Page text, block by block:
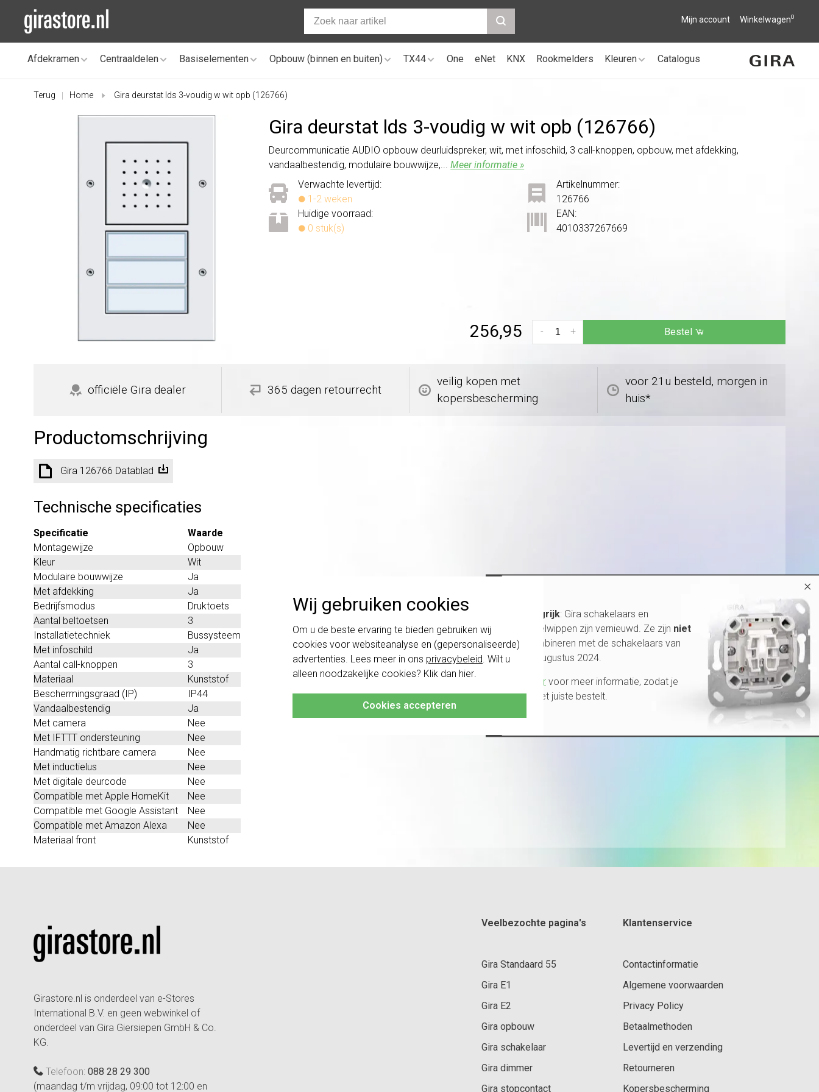
Wij gebruiken cookies
Om u de beste ervaring te bieden gebruiken wij
cookies voor websiteanalyse en (gepersonaliseerde)
advertenties. Lees meer in ons privacybeleid . Wilt u
alleen noodzakelijke cookies? Klik dan hier
Cookies accepteren
Mijn account Winkelwagen0
Afdekramen Centraaldelen Basiselementen Opbouw (binnen en buiten) TX44 One eNet KNX Rookmelders Kleuren Catalogus
Terug Home Gira deurstat lds 3-voudig w wit opb (126766)
Gira deurstat lds 3-voudig w wit opb (126766)
Deurcommunicatie AUDIO opbouw deurluidspreker, wit, met infoschild, 3 call-knoppen, opbouw, met afdekking,
vandaalbestendig, modulaire bouwwijze,...Meer informatie »
Verwachte levertijd:
1-2 weken
Huidige voorraad:
0 stuk(s)
Artikelnummer:
126766
EAN:
4010337267669
256,95 +
- Bestel
officiële Gira dealer 365 dagen retourrecht
veilig kopen met
kopersbescherming
voor 21u besteld, morgen in
huis*
Productomschrijving
Gira 126766 Datablad
Technische specificaties
Specificatie
Waarde
Montagewijze
Opbouw
Kleur
Wit
Modulaire bouwwijze
Ja
Met afdekking
Ja
Bedrijfsmodus
Druktoets
Aantal beltoetsen
3
Installatietechniek
Bussysteem
Met infoschild
Ja
Aantal call-knoppen
3
Materiaal
Kunststof
Beschermingsgraad (IP)
IP44
Vandaalbestendig
Ja
Met camera
Nee
Met IFTTT ondersteuning
Nee
Handmatig richtbare camera
Nee
Met inductielus
Nee
Met digitale deurcode
Nee
Compatible met Apple HomeKit
Nee
Compatible met Google Assistant
Nee
Compatible met Amazon Alexa
Nee
Materiaal front
Kunststof
Girastore.nl is onderdeel van e-Stores
International B.V. en geen webwinkel of
onderdeel van Gira Giersiepen GmbH & Co.
KG.
Telefoon: 088 28 29 300
(maandag t/m vrijdag, 09:00 tot 12:00 en
Veelbezochte pagina's
Gira Standaard 55
Gira E1
Gira E2
Gira opbouw
Gira schakelaar
Gira dimmer
Gira stopcontact
Klantenservice
Contactinformatie
Algemene voorwaarden
Privacy Policy
Betaalmethoden
Levertijd en verzending
Retourneren
Kopersbescherming
×
Belangrijk: Gira schakelaars en
schakelwippen zijn vernieuwd. Ze zijn niet
te combineren met de schakelaars van
vóór augustus 2024.
Klik hier voor meer informatie, zodat je
altijd het juiste bestelt.